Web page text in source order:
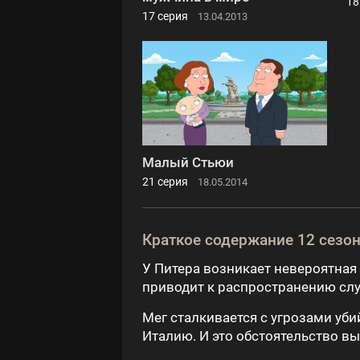
17 серия 13.04.2013
Малый Стьюи
21 серия 18.05.2014
Краткое содержание 12
У Питера возникает
приводит к распространению
Мег сталкивается с угрозами
Италию. И это обстоятельство